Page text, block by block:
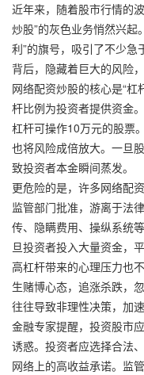
近年来，随着股市行情的
炒股”的灰色业务悄然兴起
利”的旗号，吸引了不少
背后，隐藏着巨大的风险
网络配资炒股的核心是“
杆比例为投资者提供资金
杠杆可操作10万元的股票
也将风险成倍放大。一旦
致投资者本金瞬间蒸发。
更危险的是，许多网络配
监管部门批准，游离于法
传、隐瞒费用、操纵系统
旦投资者投入大量资金，
高杠杆带来的心理压力也
生赌博心态，追涨杀跌，
往往导致非理性决策，加速
金融专家提醒，投资股市
诱惑。投资者应选择合法
网络上的高收益承诺。监